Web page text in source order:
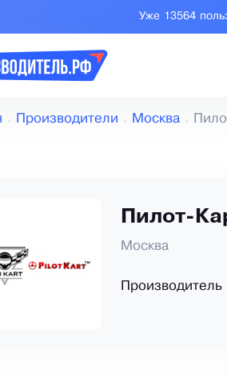
Уже 13564
Производители Москва
Пилот-
Москва
Производитель